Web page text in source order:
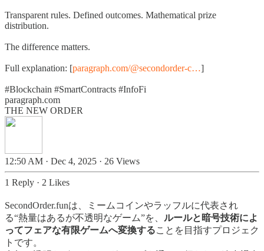
Transparent rules. Defined outcomes. Mathematical prize
distribution.
The difference matters.
Full explanation: [paragraph.com/@secondorder-c…]
#Blockchain #SmartContracts #InfoFi
paragraph.com
THE NEW ORDER
12:50 AM · Dec 4, 2025 · 26 Views
1 Reply · 2 Likes
SecondOrder.funは、ミームコインやラッフルに代表され
る“熱量はあるが不透明なゲーム”を、 ルールと暗号技術によ
ってフェアな有限ゲームへ変換することを目指すプロジェク
トです。